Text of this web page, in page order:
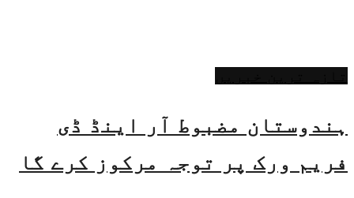
ہندوستان مضبوط آر اینڈ ڈی
فریم ورک پر توجہ مرکوز کرے گا